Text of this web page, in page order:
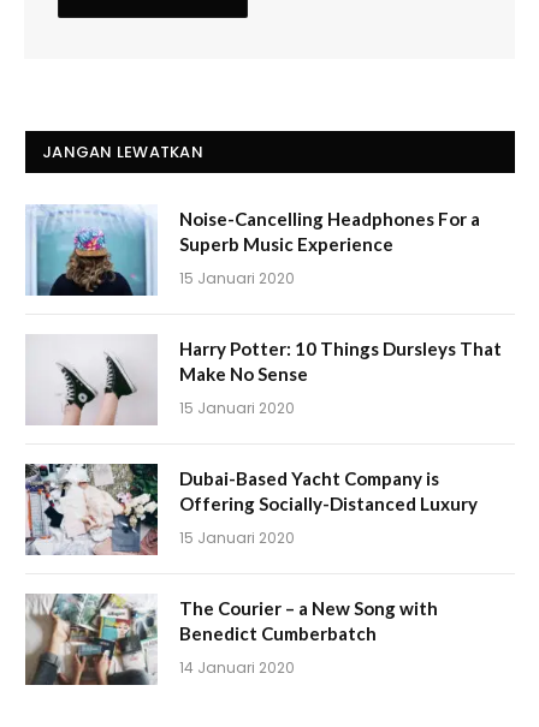
JANGAN LEWATKAN
Noise-Cancelling Headphones For a
Superb Music Experience
15 Januari 2020
Harry Potter: 10 Things Dursleys That
Make No Sense
15 Januari 2020
Dubai-Based Yacht Company is
Offering Socially-Distanced Luxury
15 Januari 2020
The Courier – a New Song with
Benedict Cumberbatch
14 Januari 2020